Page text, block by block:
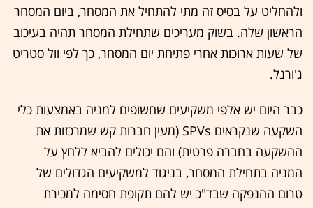
ולהחליט על בסיס זה מתי להתחיל את המסחר, ביום המסחר
הראשון שלה. בשוק מעריכים שתחילת המסחר תהיה בעיכוב
של שעות ארוכות אחרי פתיחת יום המסחר, כך לפי וול סטריט
ג'ורנל.
כבר היום יש אלפי משקיעים שחשופים למניה באמצעות כלי
השקעה שנקראים SPVs (מעין חברות קש שמרכזות את
ההשקעה בחברה פרטית) והם יכולים להביא ללחץ על
המניה בתחילת המסחר, בניגוד למשקיעים הגדולים של
טרום ההנפקה שבד"כ יש להם תקופת חסימה למכירת